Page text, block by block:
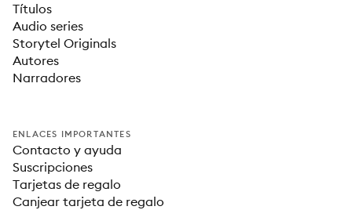
Títulos
Audio series
Storytel Originals
Autores
Narradores
ENLACES IMPORTANTES
Contacto y ayuda
Suscripciones
Tarjetas de regalo
Canjear tarjeta de regalo